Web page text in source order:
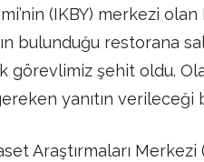
(IKBY) merkezi olan
bulunduğu restorana
görevlimiz şehit oldu.
yanıtın verileceği
Araştırmaları Merkezi